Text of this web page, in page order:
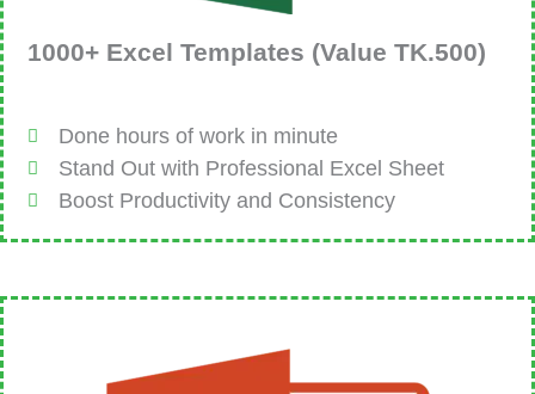
1000+ Excel Templates (Value TK.500)
Done hours of work in minute
Stand Out with Professional Excel Sheet
Boost Productivity and Consistency